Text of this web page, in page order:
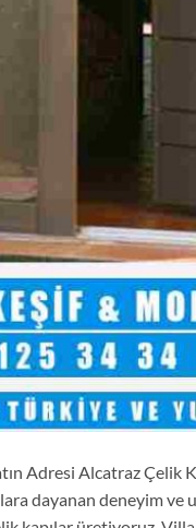
Adresi Alcatraz Çelik
dayanan deneyim